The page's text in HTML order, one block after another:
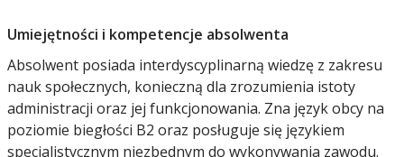
Umiejętności i kompetencje absolwenta
Absolwent posiada interdyscyplinarną wiedzę z zakresu
nauk społecznych, konieczną dla zrozumienia istoty
administracji oraz jej funkcjonowania. Zna język obcy na
poziomie biegłości B2 oraz posługuje się językiem
specjalistycznym niezbędnym do wykonywania zawodu.